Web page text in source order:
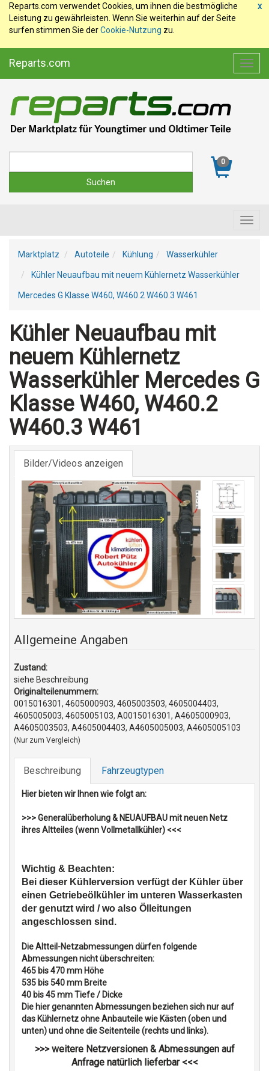
x
Reparts.com verwendet Cookies, um ihnen die bestmögliche
Leistung zu gewährleisten. Wenn Sie weiterhin auf der Seite
surfen stimmen Sie derCookie-Nutzung zu.
Reparts.com
0
Marktplatz Autoteile Kühlung Wasserkühler
Kühler Neuaufbau mit neuem Kühlernetz Wasserkühler
Mercedes G Klasse W460, W460.2 W460.3 W461
Kühler Neuaufbau mit
neuem Kühlernetz
Wasserkühler Mercedes G
Klasse W460, W460.2
W460.3 W461
Bilder/Videos anzeigen
Allgemeine Angaben
Zustand:
siehe Beschreibung
Originalteilenummern:
0015016301, 4605000903, 4605003503, 4605004403,
4605005003, 4605005103, A0015016301, A4605000903,
A4605003503, A4605004403, A4605005003, A4605005103
(Nur zum Vergleich)
Beschreibung Fahrzeugtypen
Hier bieten wir Ihnen wie folgt an:
>>> Generalüberholung & NEUAUFBAU mit neuen Netz
ihres Altteiles (wenn Vollmetallkühler) <<<
Wichtig & Beachten:
Bei dieser Kühlerversion verfügt der Kühler über
einen Getriebeölkühler im unteren Wasserkasten
der genutzt wird / wo also Ölleitungen
angeschlossen sind.
Die Altteil-Netzabmessungen dürfen folgende
Abmessungen nicht überschreiten:
465 bis 470 mm Höhe
535 bis 540 mm Breite
40 bis 45 mm Tiefe / Dicke
Die hier genannten Abmessungen beziehen sich nur auf
das Kühlernetz ohne Anbauteile wie Kästen (oben und
unten) und ohne die Seitenteile (rechts und links).
>>> weitere Netzversionen & Abmessungen auf
Anfrage natürlich lieferbar <<<